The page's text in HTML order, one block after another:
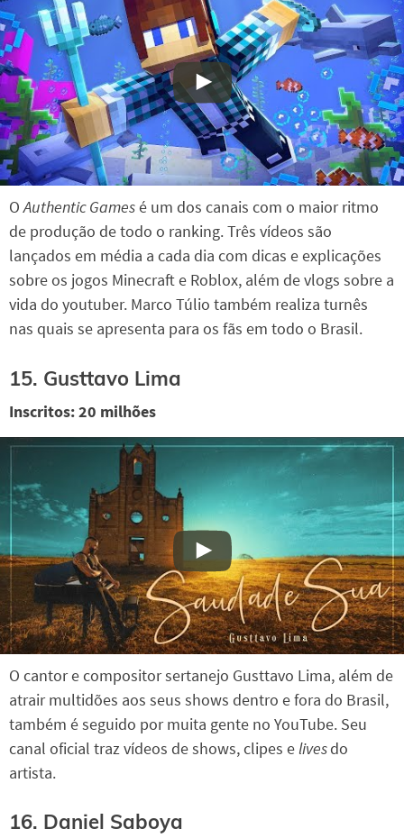
OAuthentic Gamesé um dos canais com o maior ritmo
de produção de todo o ranking. Três vídeos são
lançados em média a cada dia com dicas e explicações
sobre os jogos Minecraft e Roblox, além de vlogs sobre a
vida do youtuber. Marco Túlio também realiza turnês
nas quais se apresenta para os fãs em todo o Brasil.
15. Gusttavo Lima
Inscritos: 20 milhões
O cantor e compositor sertanejo Gusttavo Lima, além de
atrair multidões aos seus shows dentro e fora do Brasil,
também é seguido por muita gente no YouTube. Seu
canal oficial traz vídeos de shows, clipes elivesdo
artista.
16. Daniel Saboya